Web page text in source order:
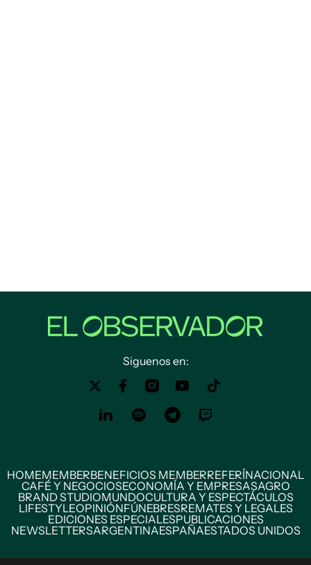
Siguenos en:
HOMEMEMBERBENEFICIOS MEMBERREFERÍNACIONAL
CAFÉ Y NEGOCIOSECONOMÍA Y EMPRESASAGRO
BRAND STUDIOMUNDOCULTURA Y ESPECTÁCULOS
LIFESTYLEOPINIÓNFÚNEBRESREMATES Y LEGALES
EDICIONES ESPECIALESPUBLICACIONES
NEWSLETTERSARGENTINAESPAÑAESTADOS UNIDOS